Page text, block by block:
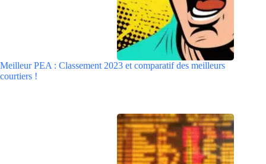
Meilleur PEA : Classement 2023 et comparatif des meilleurs
courtiers !